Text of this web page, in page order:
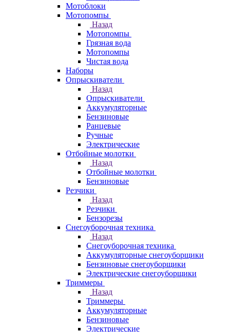
Мотоблоки
Мотопомпы
Назад
Мотопомпы
Грязная вода
Мотопомпы
Чистая вода
Наборы
Опрыскиватели
Назад
Опрыскиватели
Аккумуляторные
Бензиновые
Ранцевые
Ручные
Электрические
Отбойные молотки
Назад
Отбойные молотки
Бензиновые
Резчики
Назад
Резчики
Бензорезы
Снегоуборочная техника
Назад
Снегоуборочная техника
Аккумуляторные снегоуборщики
Бензиновые снегоуборщики
Электрические снегоуборщики
Триммеры
Назад
Триммеры
Аккумуляторные
Бензиновые
Электрические